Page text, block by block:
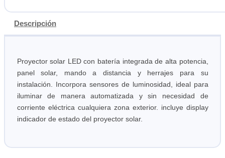
Descripción
Proyector solar LED con batería integrada de alta potencia,
panel solar, mando a distancia y herrajes para su
instalación. Incorpora sensores de luminosidad, ideal para
iluminar de manera automatizada y sin necesidad de
corriente eléctrica cualquiera zona exterior. incluye display
indicador de estado del proyector solar.